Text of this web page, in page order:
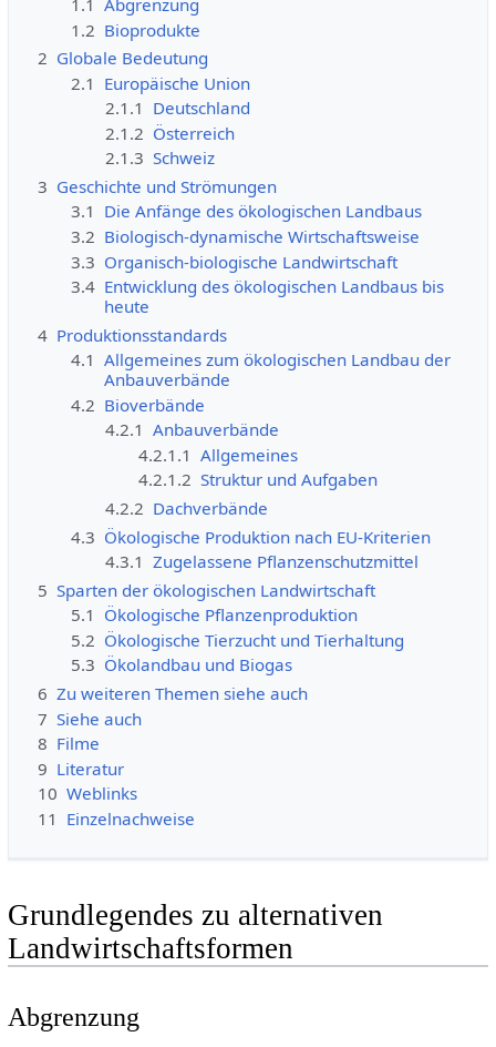
1.2 Bioprodukte
2 Globale Bedeutung
2.1 Europäische Union
2.1.1 Deutschland
2.1.2 Österreich
2.1.3 Schweiz
3 Geschichte und Strömungen
3.1 Die Anfänge des ökologischen Landbaus
3.2 Biologisch-dynamische Wirtschaftsweise
3.3 Organisch-biologische Landwirtschaft
3.4 Entwicklung des ökologischen Landbaus bis
heute
4 Produktionsstandards
4.1 Allgemeines zum ökologischen Landbau der
Anbauverbände
4.2 Bioverbände
4.2.1 Anbauverbände
4.2.1.1 Allgemeines
4.2.1.2 Struktur und Aufgaben
4.2.2 Dachverbände
4.3 Ökologische Produktion nach EU-Kriterien
4.3.1 Zugelassene Pflanzenschutzmittel
5 Sparten der ökologischen Landwirtschaft
5.1 Ökologische Pflanzenproduktion
5.2 Ökologische Tierzucht und Tierhaltung
5.3 Ökolandbau und Biogas
6 Zu weiteren Themen siehe auch
7 Siehe auch
8 Filme
9 Literatur
10 Weblinks
11 Einzelnachweise
Grundlegendes zu alternativen
Landwirtschaftsformen
Abgrenzung